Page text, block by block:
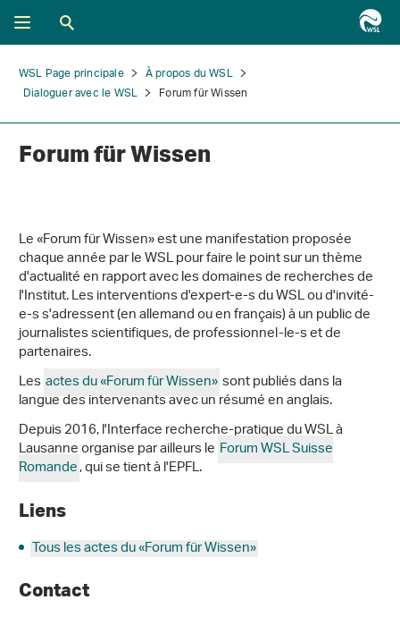
WSL Page principale
À propos du WSL
Dialoguer avec le WSL
Forum für Wissen
Forum für Wissen
Le «Forum für Wissen» est une manifestation proposée
chaque année par le WSL pour faire le point sur un thème
d'actualité en rapport avec les domaines de recherches de
l'Institut. Les interventions d'expert-e-s du WSL ou d'invité-
e-s s'adressent (en allemand ou en français) à un public de
journalistes scientifiques, de professionnel-le-s et de
partenaires.
Lesactes du «Forum für Wissen»sont publiés dans la
langue des intervenants avec un résumé en anglais.
Depuis 2016, l'Interface recherche-pratique du WSL à
Lausanne organise par ailleurs le Forum WSL Suisse
Romande, qui se tient à l'EPFL.
Liens
Tous les actes du «Forum für Wissen»
Contact